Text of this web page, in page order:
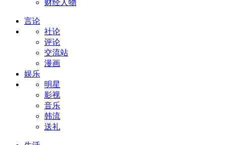
财经人物
言论
社论
评论
交流站
漫画
娱乐
明星
影视
音乐
韩流
送礼